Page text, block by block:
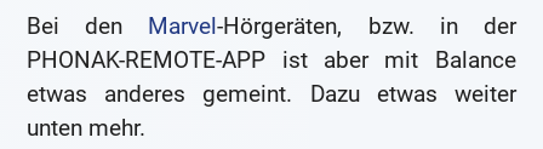
Bei den Marvel-Hörgeräten, bzw. in der
PHONAK-REMOTE-APP ist aber mit Balance
etwas anderes gemeint. Dazu etwas weiter
unten mehr.